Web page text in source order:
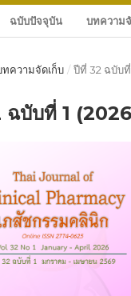
ฉบับปัจจุบัน บทความ
ทความจัดเก็บ / ปีที่ 32 ฉบับที่
ฉบับที่ 1